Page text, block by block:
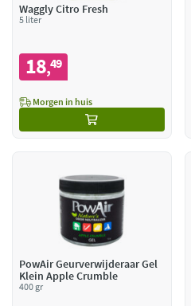
Waggly Citro Fresh
5 liter
18,49
Morgen in huis
PowAir Geurverwijderaar Gel
Klein Apple Crumble
400 gr